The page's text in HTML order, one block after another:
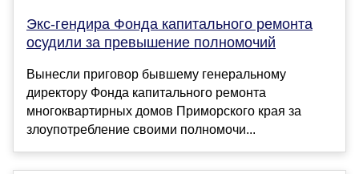
Экс-гендира Фонда капитального ремонта
осудили за превышение полномочий
Вынесли приговор бывшему генеральному
директору Фонда капитального ремонта
многоквартирных домов Приморского края за
злоупотребление своими полномочи...